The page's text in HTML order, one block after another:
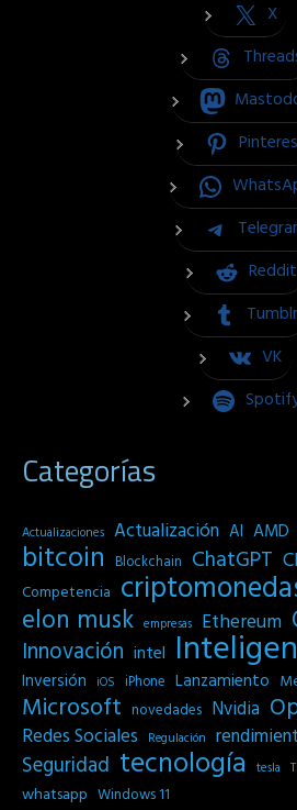
X
Reddit
Tumblr
VK
Categorías
Actualizaciones Actualización AI AMD
bitcoin Blockchain ChatGPT
Competencia
elon musk empresas Ethereum
Innovación intel
Inversión iOS iPhone Lanzamiento
Microsoft novedades Nvidia
Redes Sociales
Regulación
Seguridad tecnología tesla
whatsapp Windows 11